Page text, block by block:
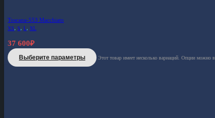
Toscana-553 Macchiato
XS,S,L,XL
37 600₽
Выберите параметры Этот товар имеет несколько вариаций. Опции можно